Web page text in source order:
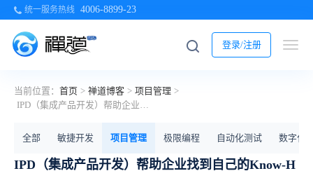
统一服务热线 4006-8899-23
登录/注册
当前位置： 首页 > 禅道博客 > 项目管理 >
IPD（集成产品开发）帮助企业找到自己的Know-How
全部 敏捷开发 项目管理 极限编程 自动化测试 数字化
IPD（集成产品开发）帮助企业找到自己的Know-H